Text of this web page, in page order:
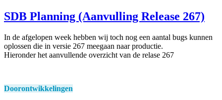
SDB Planning (Aanvulling Release 267)
In de afgelopen week hebben wij toch nog een aantal bugs kunnen
oplossen die in versie 267 meegaan naar productie.
Hieronder het aanvullende overzicht van de relase 267
Doorontwikkelingen